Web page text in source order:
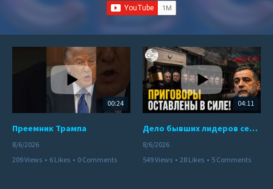
00:24
Преемник Трампа
8/6/2026
209 Views • 6 Likes • 0 Comments
04:11
Дело бывших лидеров сепаратистского режима в Карабахе
8/6/2026
549 Views • 28 Likes • 5 Comments